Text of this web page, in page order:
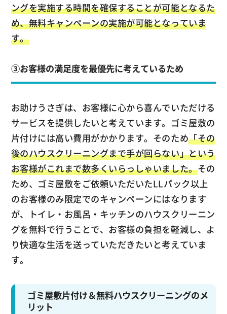
ングを実施する時間を確保することが可能となるた
め、無料キャンペーンの実施が可能となっていま
す。
③お客様の満足度を最優先に考えているため
お助けうさぎは、お客様に心から喜んでいただける
サービスを提供したいと考えています。ゴミ屋敷の
片付けには高い費用がかかります。そのため「その
後のハウスクリーニングまで手が回らない」という
お客様がこれまで数多くいらっしゃいました。その
ため、ゴミ屋敷をご依頼いただいたLLパック以上
のお客様のみ限定でのキャンペーンにはなります
が、トイレ・お風呂・キッチンのハウスクリーニン
グを無料で行うことで、お客様の負担を軽減し、よ
り快適な生活を送っていただきたいと考えていま
す。
ゴミ屋敷片付け＆無料ハウスクリーニングのメ
リット